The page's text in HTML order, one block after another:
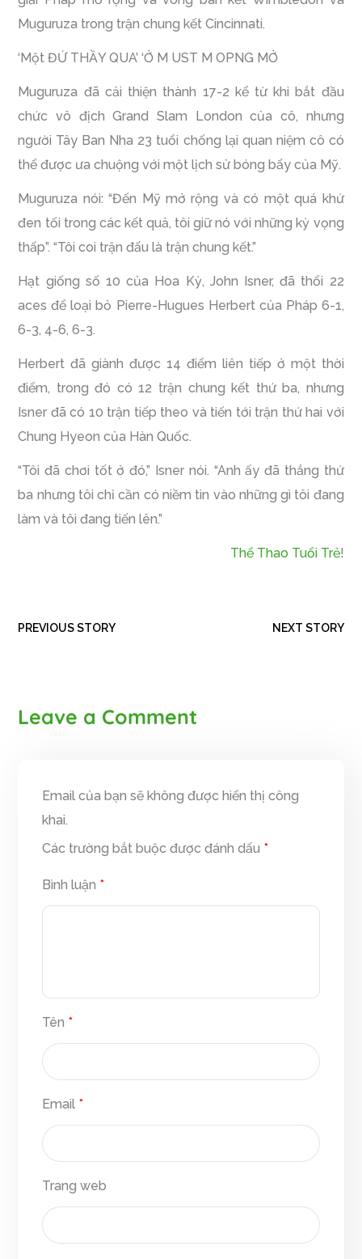
Muguruza trong trận chung kết Cincinnati.
‘Một ĐỨ THẦY QUA’ ‘Ở M UST M OPNG MỞ
Muguruza đã cải thiện thành 17-2 kể từ khi bắt đầu
chức vô địch Grand Slam London của cô, nhưng
người Tây Ban Nha 23 tuổi chống lại quan niệm cô có
thể được ưa chuộng với một lịch sử bóng bẩy của Mỹ.
Muguruza nói: “Đến Mỹ mở rộng và có một quá khứ
đen tối trong các kết quả, tôi giữ nó với những kỳ vọng
thấp”. “Tôi coi trận đấu là trận chung kết.”
Hạt giống số 10 của Hoa Kỳ, John Isner, đã thổi 22
aces để loại bỏ Pierre-Hugues Herbert của Pháp 6-1,
6-3, 4-6, 6-3.
Herbert đã giành được 14 điểm liên tiếp ở một thời
điểm, trong đó có 12 trận chung kết thứ ba, nhưng
Isner đã có 10 trận tiếp theo và tiến tới trận thứ hai với
Chung Hyeon của Hàn Quốc.
“Tôi đã chơi tốt ở đó,” Isner nói. “Anh ấy đã thắng thứ
ba nhưng tôi chỉ cần có niềm tin vào những gì tôi đang
làm và tôi đang tiến lên.”
Thể Thao Tuổi Trẻ!
PREVIOUS STORY NEXT STORY
Leave a Comment
Email của bạn sẽ không được hiển thị công
khai.
Các trường bắt buộc được đánh dấu *
Bình luận *
Tên *
Email *
Trang web